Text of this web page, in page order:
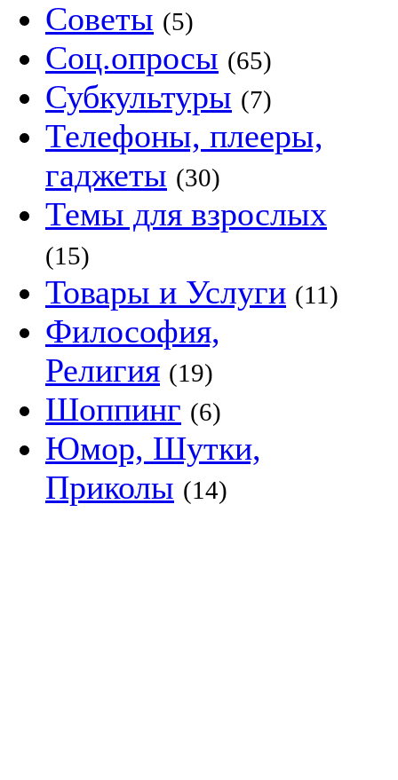
Советы (5)
Соц.опросы (65)
Субкультуры (7)
Телефоны, плееры,
гаджеты (30)
Темы для взрослых
(15)
Товары и Услуги (11)
Философия,
Религия (19)
Шоппинг (6)
Юмор, Шутки,
Приколы (14)